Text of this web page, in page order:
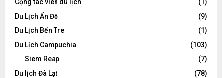
Cộng tác viên du lịch
(1)
Du Lịch Ấn Độ
(9)
Du Lịch Bến Tre
(1)
Du Lịch Campuchia
(103)
Siem Reap
(7)
Du lịch Đà Lạt
(78)